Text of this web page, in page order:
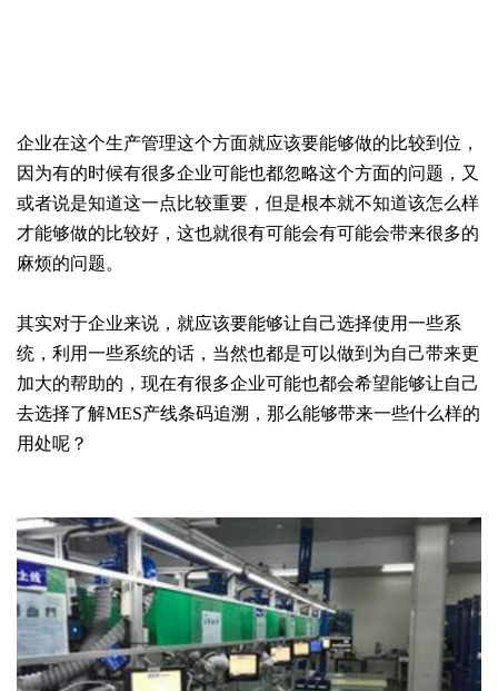
企业在这个生产管理这个方面就应该要能够做的比较到位，
因为有的时候有很多企业可能也都忽略这个方面的问题，又
或者说是知道这一点比较重要，但是根本就不知道该怎么样
才能够做的比较好，这也就很有可能会有可能会带来很多的
麻烦的问题。
其实对于企业来说，就应该要能够让自己选择使用一些系
统，利用一些系统的话，当然也都是可以做到为自己带来更
加大的帮助的，现在有很多企业可能也都会希望能够让自己
去选择了解MES产线条码追溯，那么能够带来一些什么样的
用处呢？